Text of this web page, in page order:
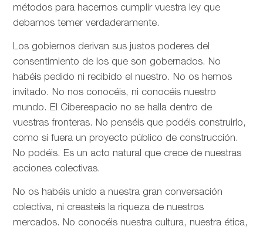
métodos para hacernos cumplir vuestra ley que
debamos temer verdaderamente.
Los gobiernos derivan sus justos poderes del
consentimiento de los que son gobernados. No
habéis pedido ni recibido el nuestro. No os hemos
invitado. No nos conocéis, ni conocéis nuestro
mundo. El Ciberespacio no se halla dentro de
vuestras fronteras. No penséis que podéis construirlo,
como si fuera un proyecto público de construcción.
No podéis. Es un acto natural que crece de nuestras
acciones colectivas.
No os habéis unido a nuestra gran conversación
colectiva, ni creasteis la riqueza de nuestros
mercados. No conocéis nuestra cultura, nuestra ética,